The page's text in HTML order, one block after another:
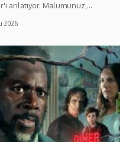
anlatıyor. Malumunuz,…
2026